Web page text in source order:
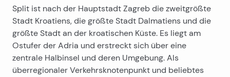
Split ist nach der Hauptstadt Zagreb die zweitgrößte
Stadt Kroatiens, die größte Stadt Dalmatiens und die
größte Stadt an der kroatischen Küste. Es liegt am
Ostufer der Adria und erstreckt sich über eine
zentrale Halbinsel und deren Umgebung. Als
überregionaler Verkehrsknotenpunkt und beliebtes